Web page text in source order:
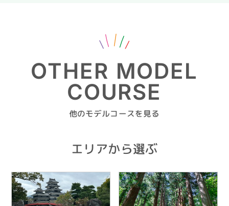
他のモデルコースを見る
OTHER MODEL
COURSE
エリアから選ぶ